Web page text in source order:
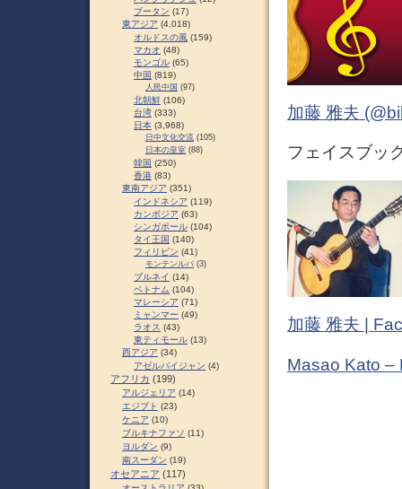
加藤 雅夫
フェイスブッ
加藤 雅夫 |
Masao Kato –
ブータン (17)
東アジア (4,018)
オルドスの風 (159)
マカオ (48)
モンゴル (65)
中国 (819)
人民中国 (97)
北朝鮮 (106)
台湾 (333)
日本 (3,968)
日中文化交流 (105)
日本の皇室 (88)
韓国 (250)
香港 (83)
東南アジア (351)
インドネシア (119)
カンボジア (63)
シンガポール (104)
タイ王国 (140)
フィリピン (41)
モンテンルパ (3)
ブルネイ (14)
ベトナム (104)
マレーシア (71)
ミャンマー (49)
ラオス (43)
東ティモール (13)
西アジア (34)
アゼルバイジャン (4)
アフリカ (199)
アルジェリア (14)
エジプト (23)
ケニア (10)
ブルキナファソ (11)
ヨルダン (9)
南スーダン (19)
オセアニア (117)